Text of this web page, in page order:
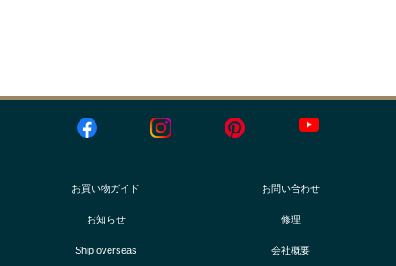
お買い物ガイド お問い合わせ
お知らせ 修理
Ship overseas 会社概要